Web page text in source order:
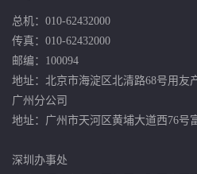
总机：010-62432000
传真：010-62432000
邮编：100094
地址：北京市海淀区北清路68号用友
广州分公司
地址：广州市天河区黄埔大道西76号
深圳办事处